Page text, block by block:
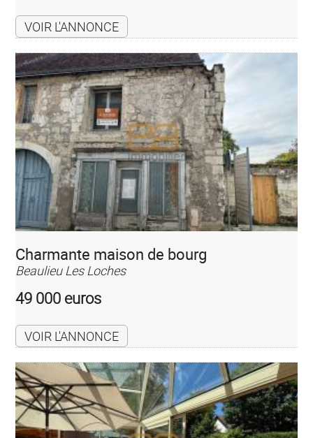
VOIR L'ANNONCE
Charmante maison de bourg
Beaulieu Les Loches
49 000 euros
VOIR L'ANNONCE